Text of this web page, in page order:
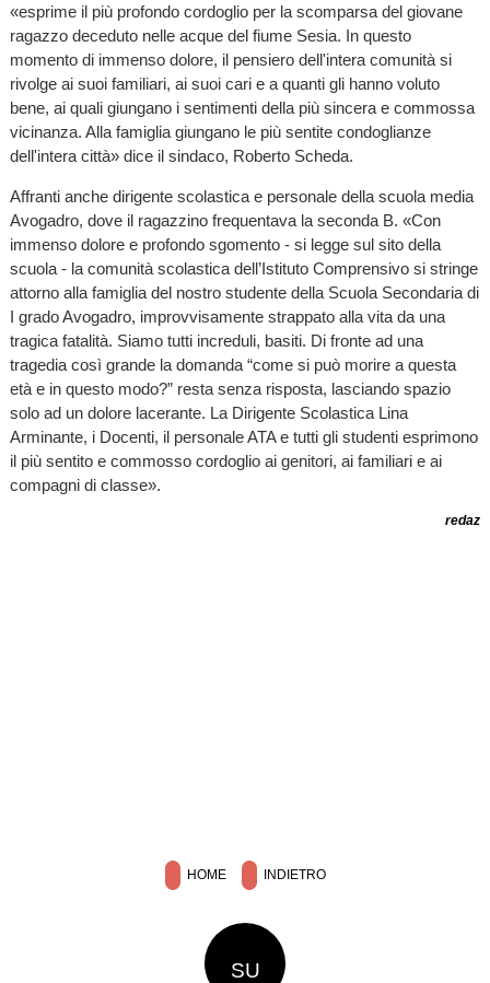
«esprime il più profondo cordoglio per la scomparsa del giovane
ragazzo deceduto nelle acque del fiume Sesia. In questo
momento di immenso dolore, il pensiero dell'intera comunità si
rivolge ai suoi familiari, ai suoi cari e a quanti gli hanno voluto
bene, ai quali giungano i sentimenti della più sincera e commossa
vicinanza. Alla famiglia giungano le più sentite condoglianze
dell'intera città» dice il sindaco, Roberto Scheda.
Affranti anche dirigente scolastica e personale della scuola media
Avogadro, dove il ragazzino frequentava la seconda B. «Con
immenso dolore e profondo sgomento - si legge sul sito della
scuola - la comunità scolastica dell’Istituto Comprensivo si stringe
attorno alla famiglia del nostro studente della Scuola Secondaria di
I grado Avogadro, improvvisamente strappato alla vita da una
tragica fatalità. Siamo tutti increduli, basiti. Di fronte ad una
tragedia così grande la domanda “come si può morire a questa
età e in questo modo?” resta senza risposta, lasciando spazio
solo ad un dolore lacerante. La Dirigente Scolastica Lina
Arminante, i Docenti, il personale ATA e tutti gli studenti esprimono
il più sentito e commosso cordoglio ai genitori, ai familiari e ai
compagni di classe».
redaz
HOME INDIETRO
SU